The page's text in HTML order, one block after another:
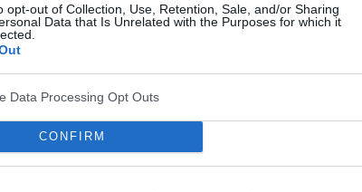
opt-out of Collection, Use, Retention, Sale, and/or Sharing
Data that Is Unrelated with the Purposes for which it
Data Processing Opt Outs
CONFIRM
w okolicy bikini w linii gdzie są. Majtki i czy
zeby sprawdził czy się wsiąknie sam czysto coś
pacjentki